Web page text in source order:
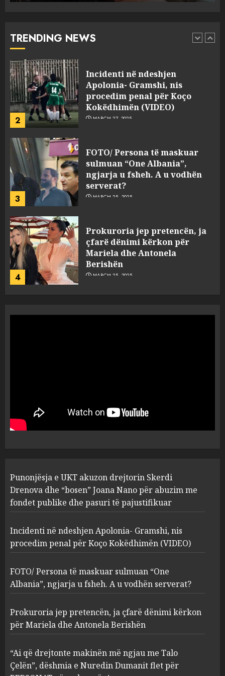
TRENDING NEWS
1
pasuri të pajustifikuar
2
Incidenti në ndeshjen
Apolonia- Gramshi, nis
procedim penal për Koço
Kokëdhimën (VIDEO)
MARCH 27, 2025
3
FOTO/ Persona të maskuar
sulmuan “One Albania”,
ngjarja u fsheh. A u vodhën
serverat?
MARCH 25, 2025
4
Prokuroria jep pretencën, ja
çfarë dënimi kërkon për
Mariela dhe Antonela
Berishën
MARCH 25, 2025
1
“bosen” Joana Nano për
abuzim me fondet publike dhe
pasuri të pajustifikuar
2
Apolonia- Gramshi, nis
procedim penal për Koço
Kokëdhimën (VIDEO)
MARCH 27, 2025
3
FOTO/ Persona të maskuar
sulmuan “One Albania”,
ngjarja u fsheh. A u vodhën
serverat?
MARCH 25, 2025
4
Prokuroria jep pretencën, ja
çfarë dënimi kërkon për
Berishën
MARCH 25, 2025
Punonjësja e UKT akuzon drejtorin Skerdi
Drenova dhe “bosen” Joana Nano për abuzim me
fondet publike dhe pasuri të pajustifikuar
Incidenti në ndeshjen Apolonia- Gramshi, nis
procedim penal për Koço Kokëdhimën (VIDEO)
FOTO/ Persona të maskuar sulmuan “One
Albania”, ngjarja u fsheh. A u vodhën serverat?
Prokuroria jep pretencën, ja çfarë dënimi kërkon
për Mariela dhe Antonela Berishën
“Ai që drejtonte makinën më ngjau me Talo
Çelën”, dëshmia e Nuredin Dumanit flet për